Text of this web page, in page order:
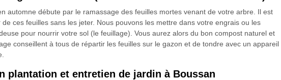
automne débute par le ramassage des feuilles mortes venant de votre arbre. Il est
ces feuilles sans les jeter. Nous pouvons les mettre dans votre engrais ou les
pour nourrir votre sol (le feuillage). Vous aurez alors du bon compost naturel et
conseillent à tous de répartir les feuilles sur le gazon et de tondre avec un appareil
plantation et entretien de jardin à Boussan